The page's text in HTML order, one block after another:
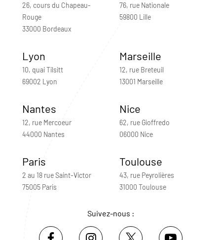
26, cours du Chapeau-
Rouge
33000 Bordeaux
76, rue Nationale
59800 Lille
Lyon
10, quai Tilsitt
69002 Lyon
Marseille
12, rue Breteuil
13001 Marseille
Nantes
12, rue Mercoeur
44000 Nantes
Nice
62, rue Gioffredo
06000 Nice
Paris
2 au 18 rue Saint-Victor
75005 Paris
Toulouse
43, rue Peyrolières
31000 Toulouse
Suivez-nous :